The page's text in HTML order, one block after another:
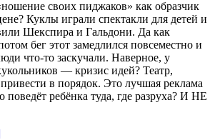
своих пиджаков» как образчик
Куклы играли спектакли для детей и
Шекспира и Гальдони. Да как
бег этот замедлился повсеместно и
что-то заскучали. Наверное, у
— кризис идей? Театр,
в порядок. Это лучшая реклама
поведёт ребёнка туда, где разруха? И НЕ